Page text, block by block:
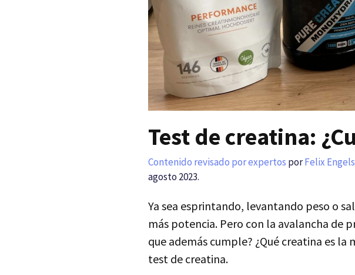
Test de creatina:
Contenido revisado por expertos porFelix Engels
agosto 2023.
Ya sea esprintando, levantando peso o
más potencia. Pero con la avalancha de
que además cumple? ¿Qué creatina es
test de creatina.